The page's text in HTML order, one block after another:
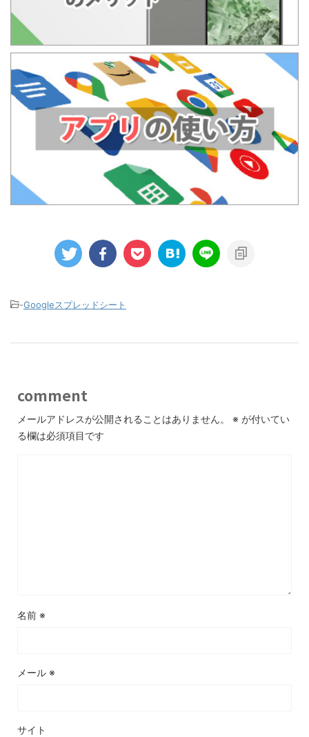
-Googleスプレッドシート
comment
メールアドレスが公開されることはありません。 ※ が付いてい
る欄は必須項目です
名前 ※
メール ※
サイト